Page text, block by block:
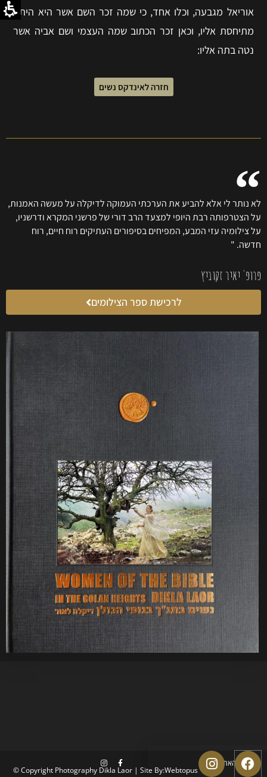
אוריאל מגבעה, וכלו אחד, כי שמה זכר השם אשר היא היתה
מתיחסת אליו, וכאן זכר הכתוב שמה העצמי ושם אביה אשר
נטה בתה אליו:
חזרה לאינדקס נשים
לא נותר לי אלא להביע את הערכתי העמוקה לדיקלה על מעשה האמנות,
על הצטרפותה רבת היופי למצעד הרב דורי של פרשני המקרא ודרשניו,
על צילומיה עזי המבע, המפיחים בסיפורים העתיקים רוח חיים, רוח
חדשה. "
פרופ' יאיר זקוביץ
לרכישת ספר הצילומים
תקנון האתר
© Copyright Photography Dikla Laor | Site By:Webtopus